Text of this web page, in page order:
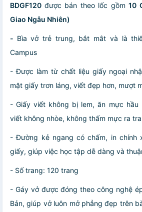
BDGF120 được bán theo lốc gồm 10
Giao Ngẫu Nhiên)
- Bìa vở trẻ trung, bắt mắt và là
Campus
- Được làm từ chất liệu giấy ngoại
mặt giấy trơn láng, viết đẹp hơn, mượt
- Giấy viết không bị lem, ăn mực
viết không nhòe, không thấm mực ra
- Đường kẻ ngang có chấm, in chính
giấy, giúp việc học tập dễ dàng và
- Số trang: 120 trang
- Gáy vở được đóng theo công nghệ
Bản, giúp vở luôn mở phẳng đẹp trên